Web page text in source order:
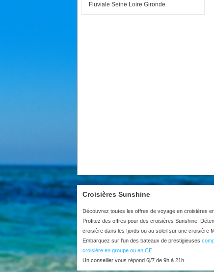
Fluviale Seine Loire Gironde
Croisières Sunshine
Découvrez toutes les offres de voyage en croisières
Profitez des offres pour des croisières Sunshine.
croisière dans les fjords ou au soleil sur une croisière
Embarquez sur l'un des bateaux de prestigieuses
croisière en groupe ou en CE.
Un conseiller vous répond 6j/7 de 9h à 21h.